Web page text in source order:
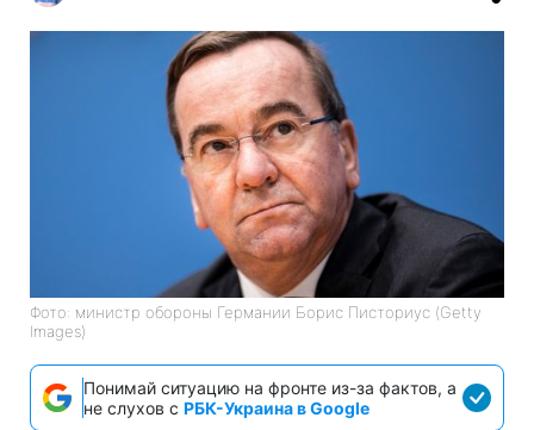
Фото: министр обороны Германии Борис Писториус (Getty
Images)
Понимай ситуацию на фронте из-за фактов, а
не слухов с РБК-Украина в Google